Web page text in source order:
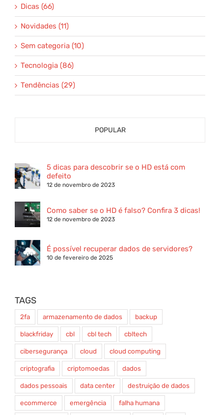
Dicas (66)
Novidades (11)
Sem categoria (10)
Tecnologia (86)
Tendências (29)
POPULAR
5 dicas para descobrir se o HD está com
defeito
12 de novembro de 2023
Como saber se o HD é falso? Confira 3 dicas!
12 de novembro de 2023
É possível recuperar dados de servidores?
10 de fevereiro de 2025
TAGS
2fa armazenamento de dados backup
blackfriday cbl cbl tech cbltech
cibersegurança cloud cloud computing
criptografia criptomoedas dados
dados pessoais data center destruição de dados
ecommerce emergência falha humana